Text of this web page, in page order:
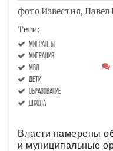
фото Известия, Павел
Теги:
мигранты
миграция
МВД
дети
образование
школа
Власти намерены
и муниципальные